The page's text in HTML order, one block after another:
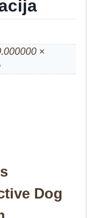
×
Dog